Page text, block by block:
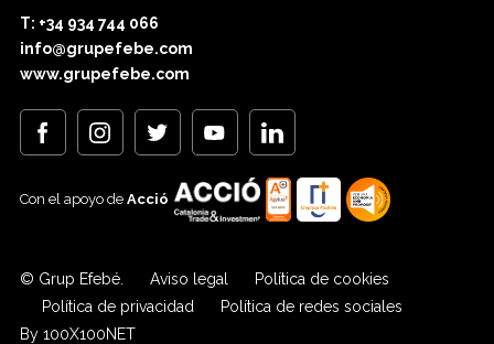
T: +34 934 744 066
info@grupefebe.com
www.grupefebe.com
Con el apoyo de Acció
© Grup Efebé. Aviso legal
Política de cookies
Política de privacidad
Política de redes sociales
By 100X100NET